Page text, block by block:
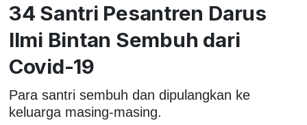
34 Santri Pesantren Darus
Ilmi Bintan Sembuh dari
Covid-19
Para santri sembuh dan dipulangkan ke
keluarga masing-masing.